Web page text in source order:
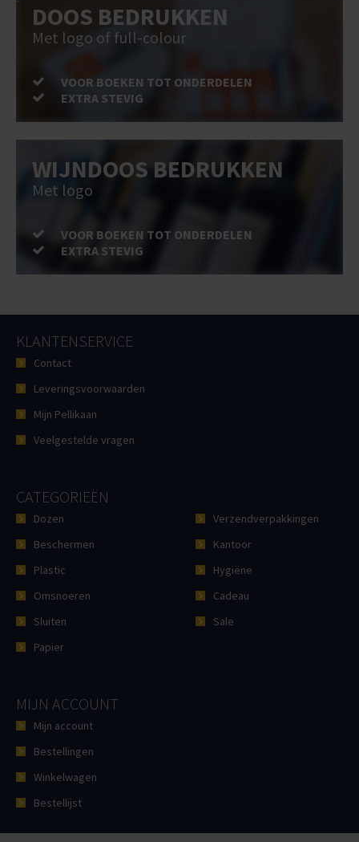
DOOS BEDRUKKEN
Met logo of full-colour
VOOR BOEKEN TOT ONDERDELEN
EXTRA STEVIG
WIJNDOOS BEDRUKKEN
Met logo
VOOR BOEKEN TOT ONDERDELEN
EXTRA STEVIG
KLANTENSERVICE
Contact
Leveringsvoorwaarden
Mijn Pellikaan
Veelgestelde vragen
CATEGORIEËN
Dozen
Beschermen
Plastic
Omsnoeren
Sluiten
Papier
Verzendverpakkingen
Kantoor
Hygiëne
Cadeau
Sale
MIJN ACCOUNT
Mijn account
Bestellingen
Winkelwagen
Bestellijst